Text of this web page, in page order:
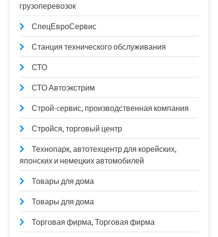
грузоперевозок
СпецЕвроСервис
Станция технического обслуживания
СТО
СТО Автоэкстрим
Строй-cервис, производственная компания
Стройся, торговый центр
Технопарк, автотехцентр для корейских,
японских и немецких автомобилей
Товары для дома
Товары для дома
Торговая фирма, Торговая фирма